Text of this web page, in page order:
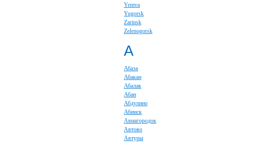
Yemva
Yugorsk
Zarinsk
Zelenogorsk
А
Абаза
Абакан
Абалак
Абан
Абдулино
Абинск
Авиагородок
Автово
Автуры